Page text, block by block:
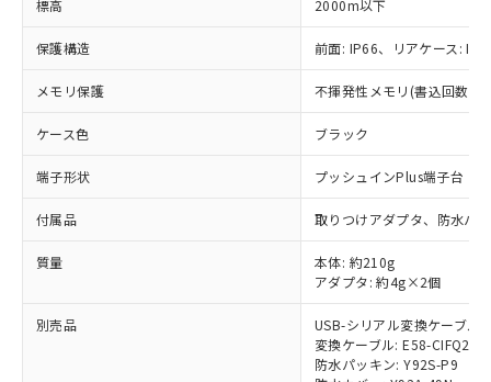
標高 2000m以下
保護構造 前面: IP66、リアケース:
メモリ保護 不揮発性メモリ(書込回数:
ケース色 ブラック
端子形状 プッシュインPlus端子台
付属品 取りつけアダプタ、防水パ
質量
本体: 約210g
アダプタ: 約4g×2個
別売品
USB-シリアル変換ケーブル:
変換ケーブル: E58-CIFQ2-E
防水パッキン: Y92S-P9
タに基づき作成されるものであり、閲
覧された時点での実際の在庫および標
準価格とは異なる場合があることをご
正式な納期状況および標準価格はお客
様のお取引先、またはお客様担当のオ
ムロン制御機器販売店・当社販売員に
オムロン制御機器販売店や当社販売拠
」をご確認
在庫状況および標準価格結果を当社の
事前の承諾なく第三者に漏洩または開
示しないようお願いします。
マイパーツ機能（部品リスト作成サー
ビス）をご利用いただくには、I-Web
六価クロム(Cr(Ⅵ)) 1000ppm以下、ポリ臭化ビフェニル
類(PBB) 1000ppm以下、ポリ臭化ジフェニルエーテル類
(PBDE) 1000ppm以下、フタル酸ビス(2-エチルヘキシ
ル) (DEHP)(別名：DOP) 1000ppm以下、フタル酸ブチ
（DBP） 1000ppm以下、フタル酸ジイソブチル
但し、RoHS指令で産業用監視および制御機器に対する
適用除外項目は除く。
フタル酸エステル類の４物質については閾値を超える意
図的な使用がないことを確認しています。
部品在庫の切り替え状況などにより、予定
*中国RoHS10物質の基準値 (GB/T26572)：
Pb(鉛) :1000ppm、 Hg(水銀) : 1000ppm、 Cd(カドミウ
ム) : 100ppm、
Cr(Ⅵ)(六価クロム) : 1000ppm、 PBBs(ポリ臭化ビフェ
ニル類) : 1000ppm、 PBDEs(ポリ臭化ジフェニルエーテ
イソブチル) : 1000ppm、 BBP(フタル酸ブチルベンジ
DEHP(フタル酸ビス(2-エチルヘキシル)) : 1000ppm
「ｅ」：有害物質（10物質）のすべてが基
準値以下であることを示します。
「10」：通常の使用状況下において有害物
質が外部に漏えいし、環境に深刻な影響を
または国外への提供する場合は、日本
国政府の輸出許可(または役務取引許
可)を取得するなどの必要な手続きを
当社は規制貨物を破棄する場合は、完
全に破砕するなど、違法に輸出されな
いよう必要な手段を講じます。
当社は貴社製品を、核兵器、ミサイ
ル、化学兵器、生物兵器またはその他
武器並びにこれらの製造装置等に一切
当社は、貴社製品を第三者に販売する
場合は、上記1、2および3の内容を当
該第三者に通知します。また当社は、
販売先および販売に係わる関係者が違
法に輸出するおそれがある場合は、取
一定数以上の在庫あり
一定数には満たないが在庫あり
在庫なし(最新の在庫状況につ
いては、お客様のお取引先、ま
たはお客様担当のオムロン制御
機器販売店・当社販売員にご確
受注生産機種、また在庫状況の
情報を公開していない機種